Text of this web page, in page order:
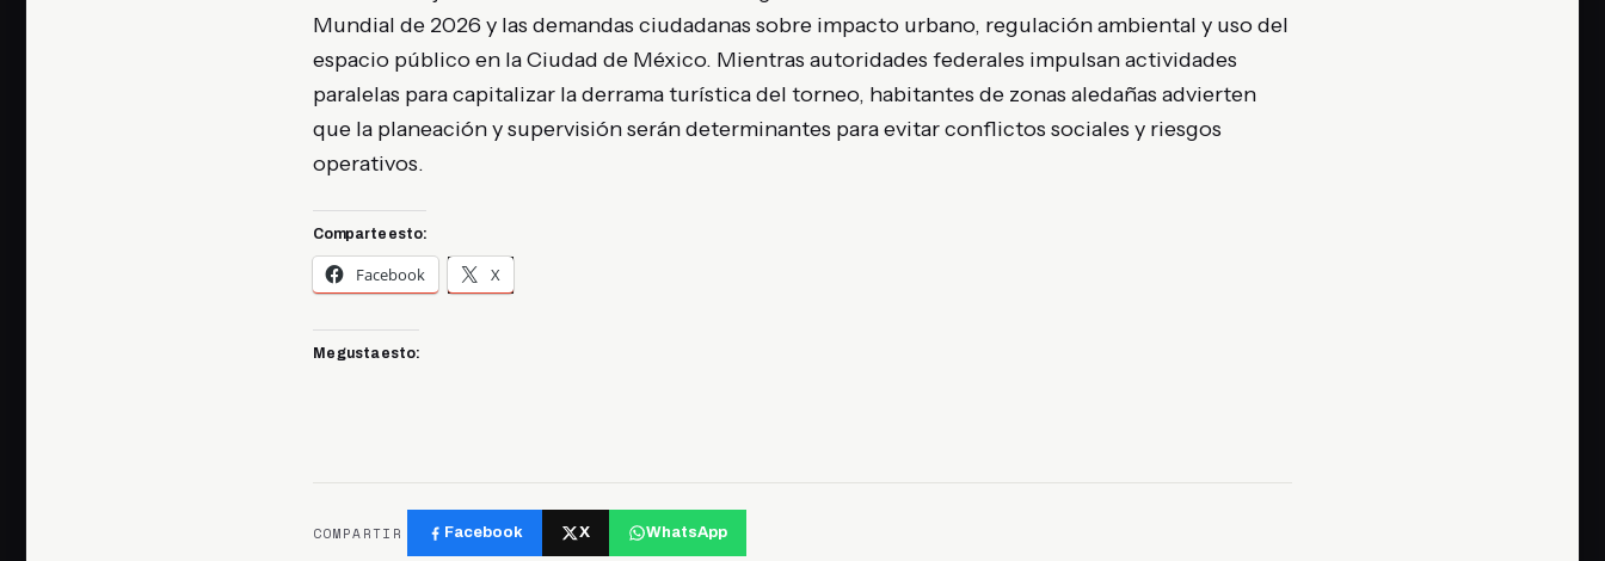
Mundial de 2026 y las demandas ciudadanas sobre impacto urbano, regulación ambiental y uso del
espacio público en la Ciudad de México. Mientras autoridades federales impulsan actividades
paralelas para capitalizar la derrama turística del torneo, habitantes de zonas aledañas advierten
que la planeación y supervisión serán determinantes para evitar conflictos sociales y riesgos
operativos.
Comparte esto:
Facebook X
Me gusta esto:
COMPARTIR Facebook X WhatsApp